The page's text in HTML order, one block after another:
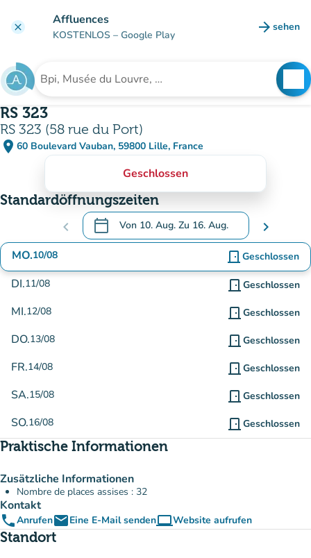
clear Affluences
KOSTENLOS – Google Play arrow_forward sehen
(new
Suche nach einer Einrichtung
RS 323
RS 323 (58 rue du Port)
place 60 Boulevard Vauban, 59800 Lille, France
(in Google Maps öffnen)
(new tab)
Geschlossen
Standardöffnungszeiten
chevron_left calendar_today Von 10. Aug. Zu 16. Aug.
.Öffnen Sie den Kalender, um Daten zu
chevron_right
MO.10/08 door_front Geschlossen
DI.11/08 door_front Geschlossen
MI.12/08 door_front Geschlossen
DO.13/08 door_front Geschlossen
FR.14/08 door_front Geschlossen
SA.15/08 door_front Geschlossen
SO.16/08 door_front Geschlossen
Praktische Informationen
Zusätzliche Informationen
Nombre de places assises : 32
Kontakt
phoneAnrufenemailEine E-Mail sendencomputerWebsite aufrufen
(new tab)
Standort